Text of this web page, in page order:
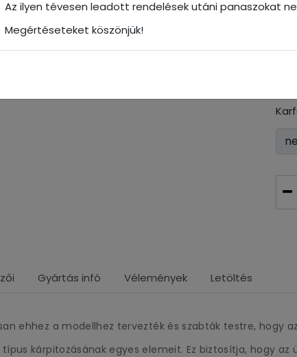
Gyártás infó Vélemények Letöltés
ehhez a modellhez tervezték és szabták testre, hogy
kárpitozásának egyes elemeit. Ez biztosítja, hogy
Az ilyen tévesen leadott rendelések utáni panaszokat
Megértéseteket köszönjük!